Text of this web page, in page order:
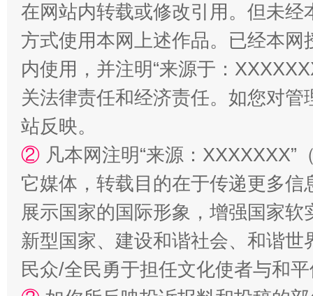
在网站内转载或修改引用。但未
方式使用本网上述作品。已经本
内使用，并注明“来源于：
关法律责任和经济责任。如您对
站反映。
② 凡本网注明“来源：
它媒体，转载目的在于传递更多
展示国家的国际形象，增强国家
新型国家、建设和谐社会、和谐
民众/全民勇于担任文化使者与和